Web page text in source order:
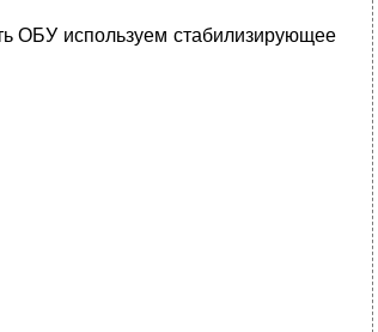
ОБУ используем стабилизирующее